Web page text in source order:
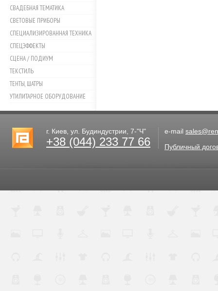
СВАДЕБНАЯ ТЕМАТИКА
СВЕТОВЫЕ ПРИБОРЫ
СПЕЦИАЛИЗИРОВАННАЯ ТЕХНИКА
СПЕЦЭФФЕКТЫ
СЦЕНА / ПОДИУМ
ТЕКСТИЛЬ
ТЕНТЫ, ШАТРЫ
УТИЛИТАРНОЕ ОБОРУДОВАНИЕ
г. Киев, ул. Будиндустрии, 7-"Ч"
+38 (044) 233 77 66
e-mail
Публичный